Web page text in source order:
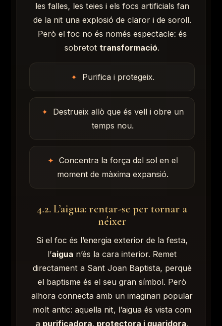
les falles, les teies i els focs artificials fan
de la nit una explosió de claror i de soroll.
Però el foc no és només espectacle: és
sobretot transformació.
Purifica i protegeix.
Destrueix allò que és vell i obre un
temps nou.
Concentra la força del sol en el
moment de màxima expansió.
4.2. L’aigua: rentar-se per tornar a
néixer
Si el foc és l’energia exterior de la festa,
l’aigua n’és la cara interior. Remet
directament a Sant Joan Baptista, perquè
el baptisme és el seu gran símbol. Però
alhora connecta amb un imaginari popular
molt antic: aquella nit, l’aigua és vista com
a purificadora, protectora i guaridora.